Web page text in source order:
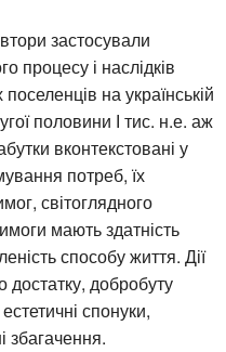
застосували
процесу і наслідків
на українській
половини І тис. н.е. аж
вконтекстовані у
потреб, їх
світоглядного
мають здатність
способу життя. Дії
достатку, добробуту
спонуки,
збагачення.